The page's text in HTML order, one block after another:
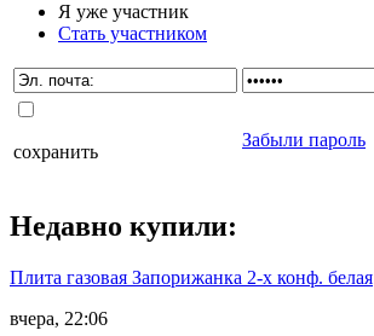
Я уже участник
Стать участником
сохранить
Забыли пароль
Недавно купили:
Плита газовая Запорижанка 2-х конф. белая
вчера, 22:06